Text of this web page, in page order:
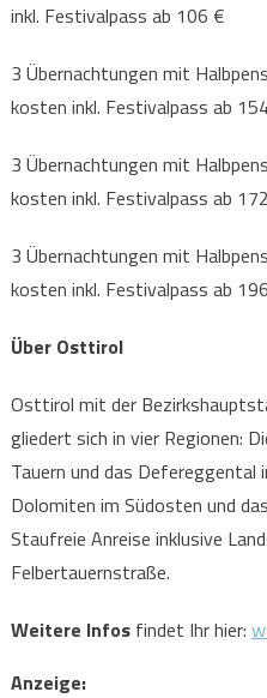
inkl. Festivalpass ab 106 €
3 Übernachtungen mit
kosten inkl. Festivalpass ab
3 Übernachtungen mit
kosten inkl. Festivalpass ab
3 Übernachtungen mit
kosten inkl. Festivalpass ab
Über Osttirol
Osttirol mit der
gliedert sich in vier Regionen:
Tauern und das Defereggental
Dolomiten im Südosten und
Staufreie Anreise inklusive
Felbertauernstraße.
Weitere Infosfindet Ihr hier:
Anzeige: